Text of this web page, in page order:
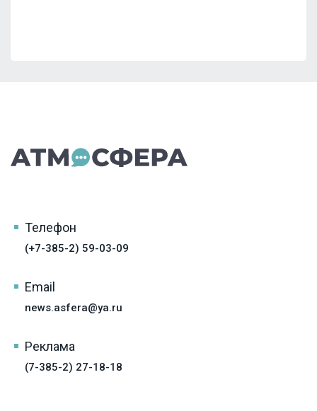
Телефон
(+7-385-2) 59-03-09
Email
news.asfera@ya.ru
Реклама
(7-385-2) 27-18-18